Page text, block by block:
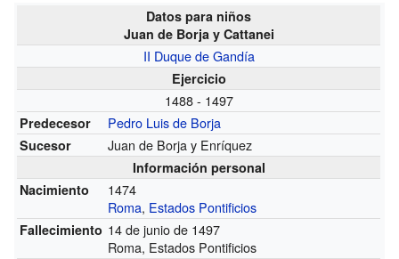
Datos para niños
Juan de Borja y Cattanei
II Duque de Gandía
Ejercicio
1488 - 1497
Predecesor Pedro Luis de Borja
Sucesor Juan de Borja y Enríquez
Información personal
Nacimiento
1474
Roma, Estados Pontificios
Fallecimiento 14 de junio de 1497
Roma, Estados Pontificios